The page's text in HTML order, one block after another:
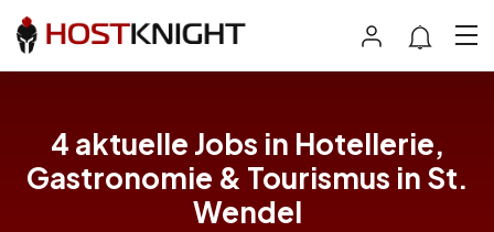
4 aktuelle Jobs in Hotellerie,
Gastronomie & Tourismus in St.
Wendel